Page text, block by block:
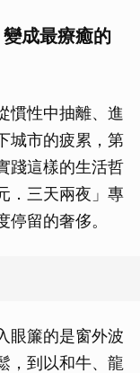
成最療癒的
慣性中抽離、進
城市的疲累，第
踐這樣的生活哲
．三天兩夜」專
留的奢侈。
眼簾的是窗外波
，到以和牛、龍